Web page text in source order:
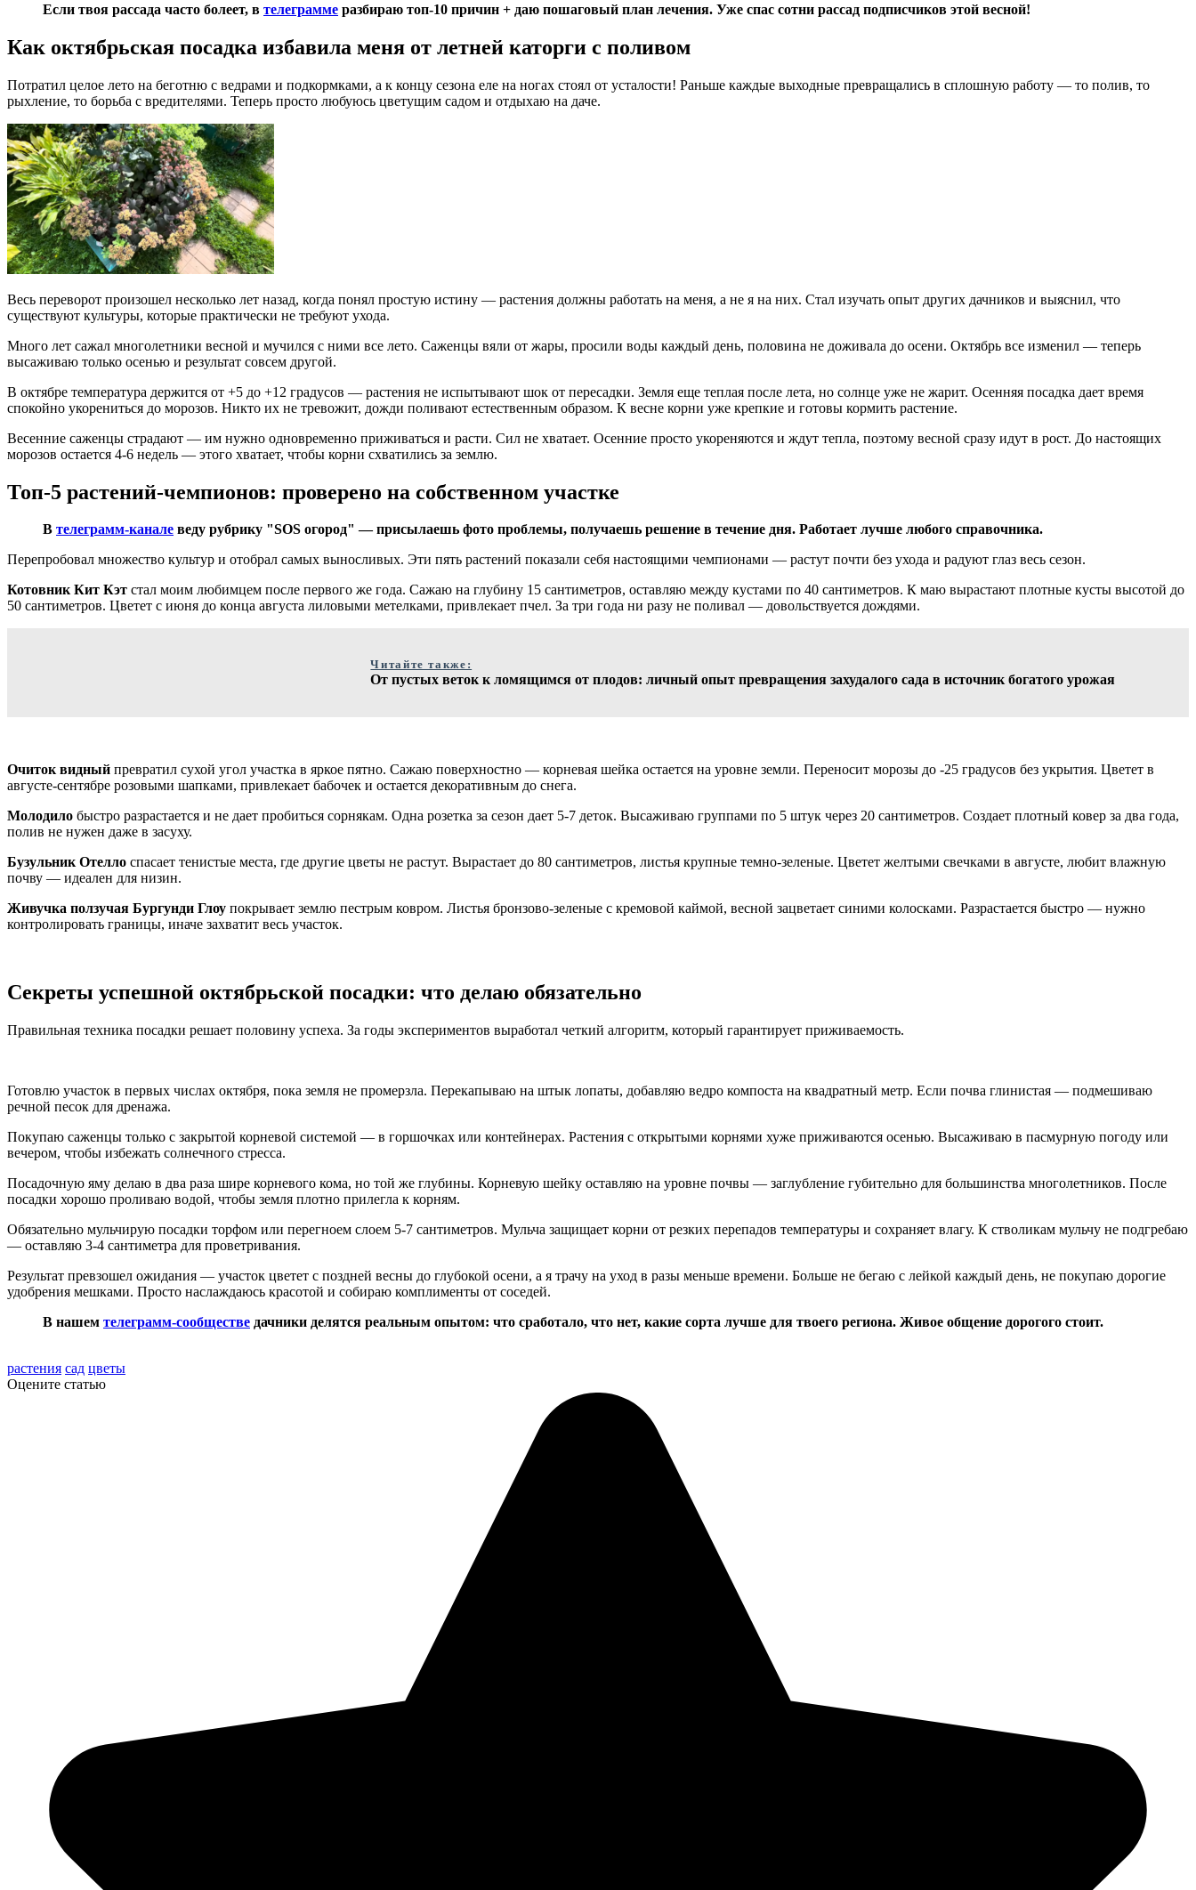
Если твоя рассада часто болеет, в телеграмме разбираю топ-10 причин + даю пошаговый план лечения. Уже спас сотни рассад подписчиков этой весной!
Как октябрьская посадка избавила меня от летней каторги с поливом
Потратил целое лето на беготню с ведрами и подкормками, а к концу сезона еле на ногах стоял от усталости! Раньше каждые выходные превращались в сплошную работу — то полив, то
рыхление, то борьба с вредителями. Теперь просто любуюсь цветущим садом и отдыхаю на даче.
Весь переворот произошел несколько лет назад, когда понял простую истину — растения должны работать на меня, а не я на них. Стал изучать опыт других дачников и выяснил, что
существуют культуры, которые практически не требуют ухода.
Много лет сажал многолетники весной и мучился с ними все лето. Саженцы вяли от жары, просили воды каждый день, половина не доживала до осени. Октябрь все изменил — теперь
высаживаю только осенью и результат совсем другой.
В октябре температура держится от +5 до +12 градусов — растения не испытывают шок от пересадки. Земля еще теплая после лета, но солнце уже не жарит. Осенняя посадка дает время
спокойно укорениться до морозов. Никто их не тревожит, дожди поливают естественным образом. К весне корни уже крепкие и готовы кормить растение.
Весенние саженцы страдают — им нужно одновременно приживаться и расти. Сил не хватает. Осенние просто укореняются и ждут тепла, поэтому весной сразу идут в рост. До настоящих
морозов остается 4-6 недель — этого хватает, чтобы корни схватились за землю.
Топ-5 растений-чемпионов: проверено на собственном участке
В телеграмм-канале веду рубрику "SOS огород" — присылаешь фото проблемы, получаешь решение в течение дня. Работает лучше любого справочника.
Перепробовал множество культур и отобрал самых выносливых. Эти пять растений показали себя настоящими чемпионами — растут почти без ухода и радуют глаз весь сезон.
Котовник Кит Кэт стал моим любимцем после первого же года. Сажаю на глубину 15 сантиметров, оставляю между кустами по 40 сантиметров. К маю вырастают плотные кусты высотой до
50 сантиметров. Цветет с июня до конца августа лиловыми метелками, привлекает пчел. За три года ни разу не поливал — довольствуется дождями.
Читайте также:
От пустых веток к ломящимся от плодов: личный опыт превращения захудалого сада в источник богатого урожая
Очиток видный превратил сухой угол участка в яркое пятно. Сажаю поверхностно — корневая шейка остается на уровне земли. Переносит морозы до -25 градусов без укрытия. Цветет в
августе-сентябре розовыми шапками, привлекает бабочек и остается декоративным до снега.
Молодило быстро разрастается и не дает пробиться сорнякам. Одна розетка за сезон дает 5-7 деток. Высаживаю группами по 5 штук через 20 сантиметров. Создает плотный ковер за два года,
полив не нужен даже в засуху.
Бузульник Отелло спасает тенистые места, где другие цветы не растут. Вырастает до 80 сантиметров, листья крупные темно-зеленые. Цветет желтыми свечками в августе, любит влажную
почву — идеален для низин.
Живучка ползучая Бургунди Глоу покрывает землю пестрым ковром. Листья бронзово-зеленые с кремовой каймой, весной зацветает синими колосками. Разрастается быстро — нужно
контролировать границы, иначе захватит весь участок.
Секреты успешной октябрьской посадки: что делаю обязательно
Правильная техника посадки решает половину успеха. За годы экспериментов выработал четкий алгоритм, который гарантирует приживаемость.
Готовлю участок в первых числах октября, пока земля не промерзла. Перекапываю на штык лопаты, добавляю ведро компоста на квадратный метр. Если почва глинистая — подмешиваю
речной песок для дренажа.
Покупаю саженцы только с закрытой корневой системой — в горшочках или контейнерах. Растения с открытыми корнями хуже приживаются осенью. Высаживаю в пасмурную погоду или
вечером, чтобы избежать солнечного стресса.
Посадочную яму делаю в два раза шире корневого кома, но той же глубины. Корневую шейку оставляю на уровне почвы — заглубление губительно для большинства многолетников. После
посадки хорошо проливаю водой, чтобы земля плотно прилегла к корням.
Обязательно мульчирую посадки торфом или перегноем слоем 5-7 сантиметров. Мульча защищает корни от резких перепадов температуры и сохраняет влагу. К стволикам мульчу не подгребаю
— оставляю 3-4 сантиметра для проветривания.
Результат превзошел ожидания — участок цветет с поздней весны до глубокой осени, а я трачу на уход в разы меньше времени. Больше не бегаю с лейкой каждый день, не покупаю дорогие
удобрения мешками. Просто наслаждаюсь красотой и собираю комплименты от соседей.
В нашем телеграмм-сообществе дачники делятся реальным опытом: что сработало, что нет, какие сорта лучше для твоего региона. Живое общение дорогого стоит.
растения сад цветы
Оцените статью